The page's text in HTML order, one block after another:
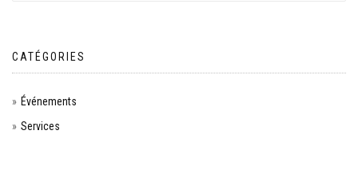
CATÉGORIES
Événements
Services